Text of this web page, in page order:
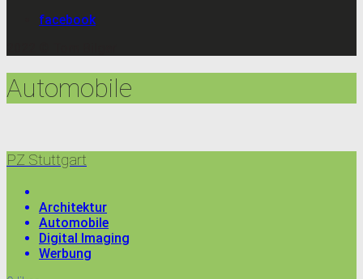
facebook
Automobile
PZ Stuttgart
Architektur
Automobile
Digital Imaging
Werbung